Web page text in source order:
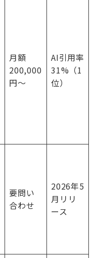
月額
200,000
円〜
AI引用率
31%（1
位）
要問い
合わせ
2026年5
月リリ
ース